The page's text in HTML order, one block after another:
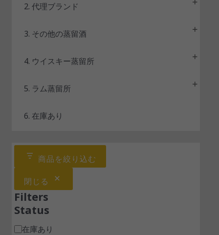
2. 代理ブランド
3. その他の蒸留酒
4. ウイスキー蒸留所
5. ラム蒸留所
6. 在庫あり
商品を絞り込む
閉じる
Filters
Status
在庫あり